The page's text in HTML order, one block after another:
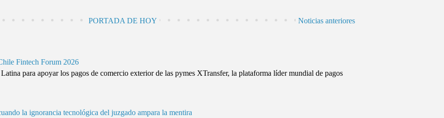
Noticias anteriores
PORTADA DE HOY
Fintech Forum 2026
para apoyar los pagos de comercio exterior de las pymes XTransfer, la plataforma líder mundial de pagos
la ignorancia tecnológica del juzgado ampara la mentira